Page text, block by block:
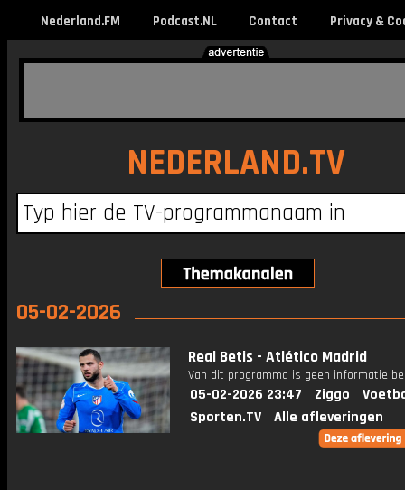
Nederland.FM Podcast.NL Contact Privacy &
NEDERLAND.TV
05-02-2026
Real Betis - Atlético Madrid
Van dit programma is geen informatie
05-02-2026 23:47 Ziggo
Sporten.TV
Alle afleveringen